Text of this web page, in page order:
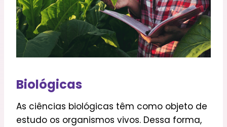
Biológicas
As ciências biológicas têm como objeto de
estudo os organismos vivos. Dessa forma,